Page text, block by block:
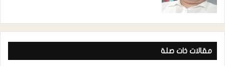
مقالات ذات صلة